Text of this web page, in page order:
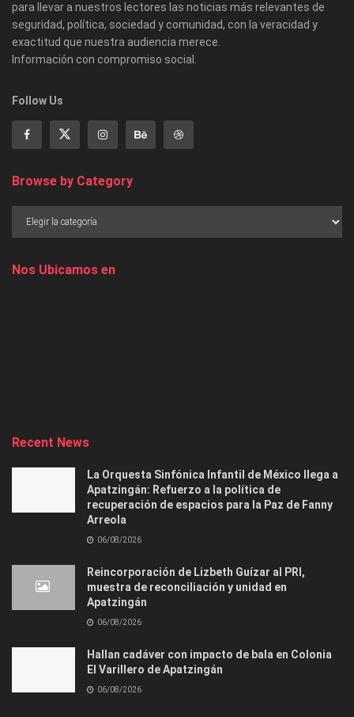
para llevar a nuestros lectores las noticias más relevantes de
seguridad, política, sociedad y comunidad, con la veracidad y
exactitud que nuestra audiencia merece.
Información con compromiso social.
Follow Us
Browse by Category
Nos Ubicamos en
Recent News
La Orquesta Sinfónica Infantil de México llega a
Apatzingán: Refuerzo a la política de
recuperación de espacios para la Paz de Fanny
Arreola
06/08/2026
Reincorporación de Lizbeth Guízar al PRI,
muestra de reconciliación y unidad en
Apatzingán
06/08/2026
Hallan cadáver con impacto de bala en Colonia
El Varillero de Apatzingán
06/08/2026